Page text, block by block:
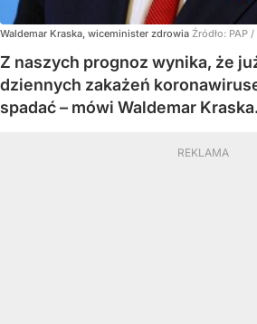
Waldemar Kraska, wiceminister zdrowia Źródło: PAP /
Z naszych prognoz wynika, że
dziennych zakażeń
spadać – mówi Waldemar Kraska.